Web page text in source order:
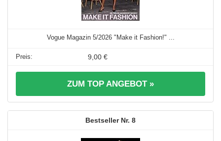
Vogue Magazin 5/2026 "Make it Fashion!" ...
9,00 €
ZUM TOP ANGEBOT »
8